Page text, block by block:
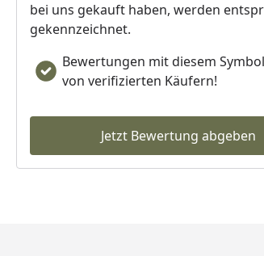
bei uns gekauft haben, werden
gekennzeichnet.
Bewertungen mit diesem
von verifizierten Käufern!
Jetzt Bewertung abgeben